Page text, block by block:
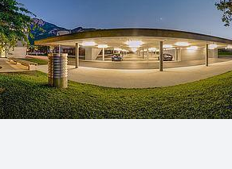
Česky
Magyar
Hrvatski
Română